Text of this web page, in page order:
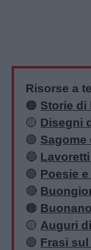
Risorse a
🟠 Storie di
🟡 Disegni
🟢 Sagome
🔵
🟣 Poesie
🔴
🟠
🟡 Auguri
🟢 Frasi sul